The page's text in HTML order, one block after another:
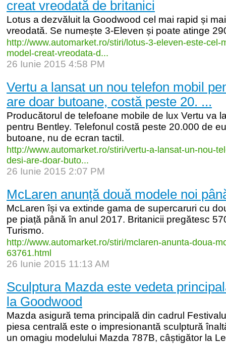
creat vreodată de britanici
Lotus a dezvăluit la Goodwood cel mai rapid și
vreodată. Se numește 3-Eleven și poate atinge
http://www.automarket.ro/stiri/ lotus-3-eleven-este-cel-
model-creat-vreodata-d...
26 Iunie 2015 4:58 PM
Vertu a lansat un nou telefon mobil
are doar butoane, costă peste 20. ...
Producătorul de telefoane mobile de lux Vertu va
pentru Bentley. Telefonul costă peste 20.000 de
butoane, nu de ecran tactil.
http://www.automarket.ro/stiri/vertu-a- lansat-un-nou-
desi-are-doar-buto...
26 Iunie 2015 2:07 PM
McLaren anunță două modele noi
McLaren își va extinde gama de supercaruri cu
pe piață până în anul 2017. Britanicii pregătesc
Turismo.
http://www.automarket.ro/stiri/mclaren-anunta-doua-
63761.html
26 Iunie 2015 11:13 AM
Sculptura Mazda este vedeta
la Goodwood
Mazda asigură tema principală din cadrul
piesa centrală este o impresionantă sculptură
un omagiu modelului Mazda 787B, câștigător la